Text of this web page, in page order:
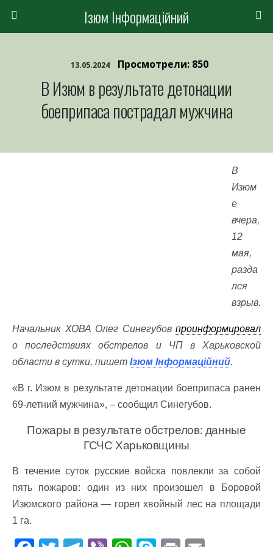
Ізюм Інформаційний
13.05.2024 Просмотрели: 850
В Изюм в результате детонации
боеприпаса пострадал мужчина
В
Изюм
е
вчера,
12
мая,
разда
лся
взрыв.
Начальник ХОВА Олег Синегубов проинформировал
о последствиях обстрелов и ЧП в Харьковской
области в сутки, пишет Ізюм Інформаційний.
«В г. Изюм в результате детонации боеприпаса ранен
69-летний мужчина», – сообщил Синегубов.
Пожары в результате обстрелов: данные
ГСЧС Харьковщины
В течение суток русские войска повлекли за собой
пять пожаров: один из них произошел в Боровой
Изюмского района — горел хвойный лес на площади
1 га.